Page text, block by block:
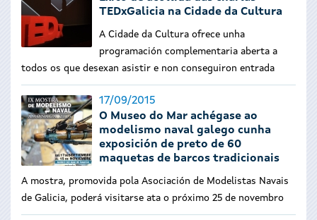
TEDxGalicia na Cidade da Cultura
A Cidade da Cultura ofrece unha
programación complementaria aberta a
todos os que desexan asistir e non conseguiron entrada
17/09/2015
O Museo do Mar achégase ao
modelismo naval galego cunha
exposición de preto de 60
maquetas de barcos tradicionais
A mostra, promovida pola Asociación de Modelistas Navais
de Galicia, poderá visitarse ata o próximo 25 de novembro